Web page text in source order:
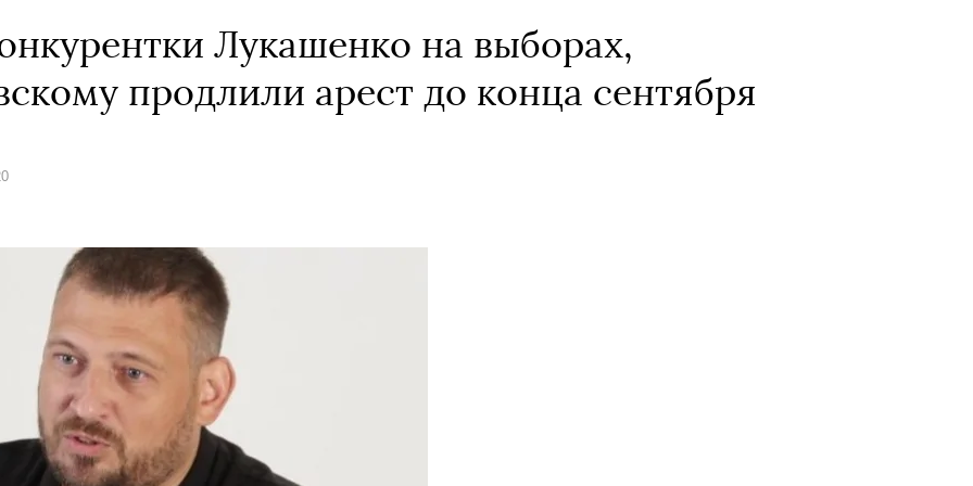
Лукашенко на выборах,
продлили арест до конца сентября